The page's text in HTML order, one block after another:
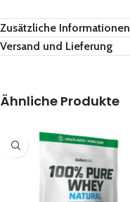
Zusätzliche Informationen
Versand und Lieferung
Ähnliche Produkte